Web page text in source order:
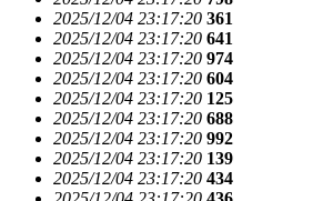
2025/12/04 23:17:20 361
2025/12/04 23:17:20 641
2025/12/04 23:17:20 974
2025/12/04 23:17:20 604
2025/12/04 23:17:20 125
2025/12/04 23:17:20 688
2025/12/04 23:17:20 992
2025/12/04 23:17:20 139
2025/12/04 23:17:20 434